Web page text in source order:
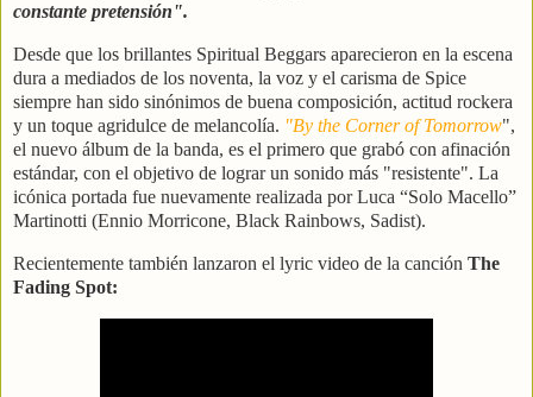
constante pretensión".
Desde que los brillantes Spiritual Beggars aparecieron en la escena
dura a mediados de los noventa, la voz y el carisma de Spice
siempre han sido sinónimos de buena composición, actitud rockera
y un toque agridulce de melancolía. "By the Corner of Tomorrow",
el nuevo álbum de la banda, es el primero que grabó con afinación
estándar, con el objetivo de lograr un sonido más "resistente". La
icónica portada fue nuevamente realizada por Luca “Solo Macello”
Martinotti (Ennio Morricone, Black Rainbows, Sadist).
Recientemente también lanzaron el lyric video de la canción The
Fading Spot: